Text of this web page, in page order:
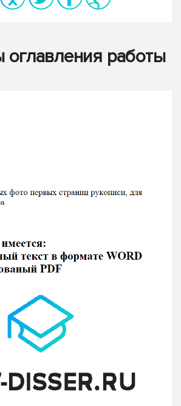
оглавления работы